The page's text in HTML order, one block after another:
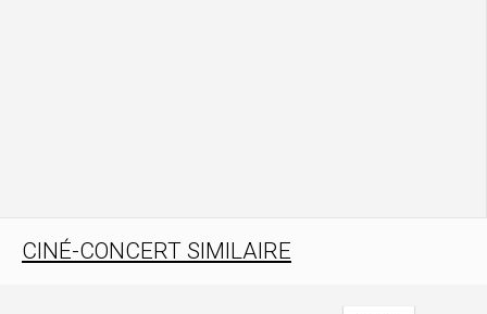
CINÉ-CONCERT SIMILAIRE